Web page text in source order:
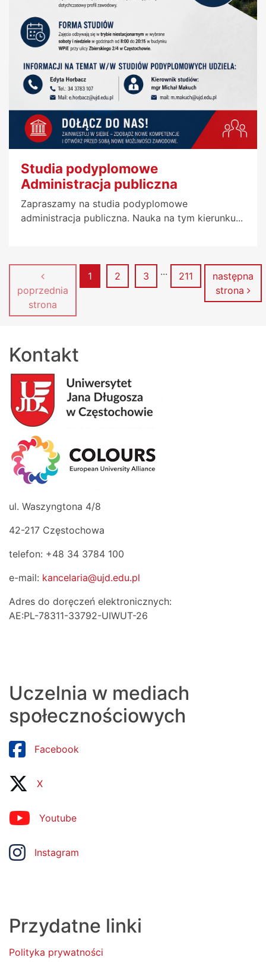
Studia podyplomowe
Administracja publiczna
Zapraszamy na studia podyplomowe
administracja publiczna. Nauka na tym kierunku...
poprzednia
strona
Strona
1 Strona
2 Strona
3 ... Strona
211
następna
strona
Kontakt
ul. Waszyngtona 4/8
42-217 Częstochowa
telefon: +48 34 3784 100
e-mail: kancelaria@ujd.edu.pl
Adres do doręczeń elektronicznych:
AE:PL-78311-33792-UIWUT-26
Uczelnia w mediach
społecznościowych
Facebook
X
Youtube
Instagram
Przydatne linki
Polityka prywatności